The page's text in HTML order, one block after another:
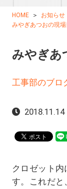
HOME お知らせ
みやぎあつおの現
みやぎあ
工事部のブロ
2018.11.14
クロゼット
す。これだと